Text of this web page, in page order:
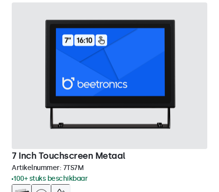
7 Inch Touchscreen Metaal
Artikelnummer: 7TS7M
100+ stuks beschikbaar